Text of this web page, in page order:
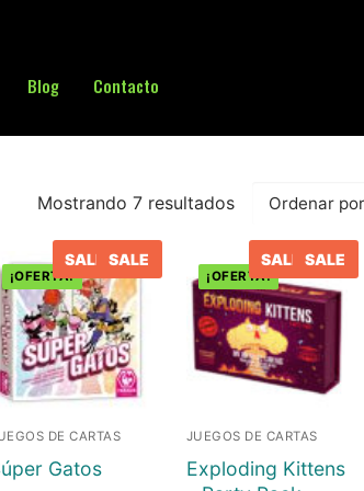
Blog Contacto
Mostrando 7 resultados
Ordenado
por
los
últimos
¡OFERTA!
DE CARTAS
SALE SALE
Gatos
¡OFERTA!
JUEGOS DE CARTAS
SALE SALE
Exploding Kittens